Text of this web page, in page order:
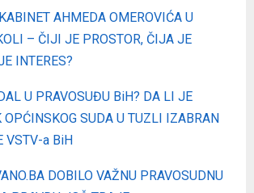
AHMEDA OMEROVIĆA U
– ČIJI JE PROSTOR, ČIJA JE
INTERES?
U PRAVOSUĐU BiH? DA LI JE
OPĆINSKOG SUDA U TUZLI IZABRAN
VSTV-a BiH
DOBILO VAŽNU PRAVOSUDNU